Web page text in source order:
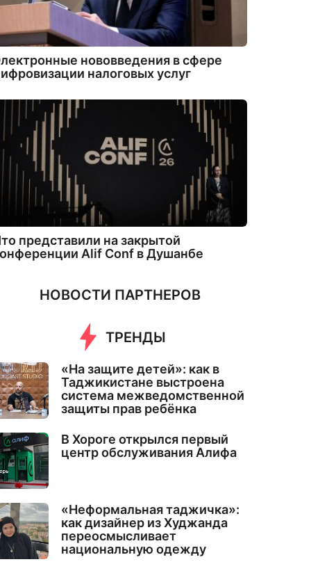
нововведения в сфере
налоговых услуг
представили на закрытой
Alif Conf в Душанбе
НОВОСТИ ПАРТНЕРОВ
ТРЕНДЫ
«На защите детей»: как в
Таджикистане выстроена
система межведомственной
защиты прав ребёнка
В Хороге открылся первый
центр обслуживания Алифа
«Неформальная таджичка»:
как дизайнер из Худжанда
переосмысливает
национальную одежду